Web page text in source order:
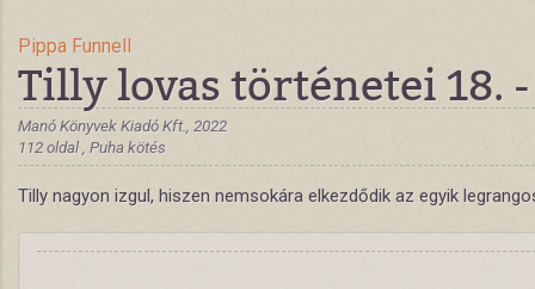
Pippa Funnell
Tilly lovas történetei 18.
Manó Könyvek Kiadó Kft., 2022
112 oldal , Puha kötés
Tilly nagyon izgul, hiszen nemsokára elkezdődik az egyik